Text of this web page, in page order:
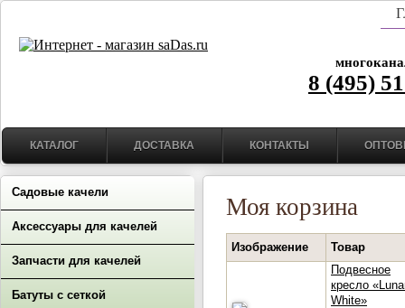
8 (495)
КАТАЛОГ ДОСТАВКА КОНТАКТЫ
Садовые качели
Аксессуары для качелей
Запчасти для качелей
Батуты с сеткой
Моя корзина
Изображение
Товар
Подвесное
кресло
White»